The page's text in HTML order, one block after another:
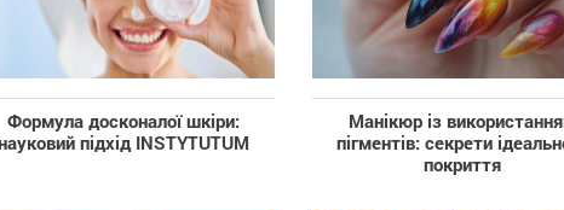
Формула досконалої шкіри:
підхід INSTYTUTUM
Манікюр із
пігментів: секрети
покриття